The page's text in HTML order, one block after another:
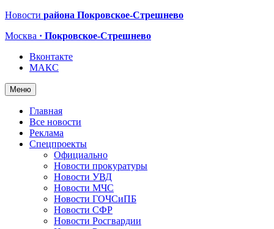
Новости района Покровское-Стрешнево
Москва · Покровское-Стрешнево
Вконтакте
МАКС
Меню
Главная
Все новости
Реклама
Спецпроекты
Официально
Новости прокуратуры
Новости УВД
Новости МЧС
Новости ГОЧСиПБ
Новости СФР
Новости Росгвардии